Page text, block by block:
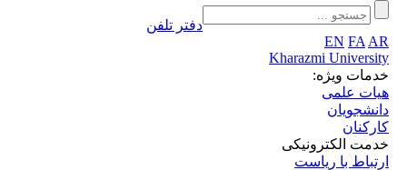
دفتر تلفن
EN FA AR
Kharazmi University
خدمات ویژه:
هیات علمی
دانشجویان
کارکنان
خدمت الکترونیکی
ارتباط با ریاست